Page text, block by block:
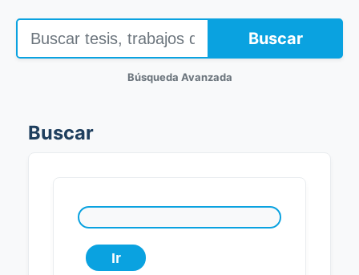
Buscar
Búsqueda Avanzada
Buscar